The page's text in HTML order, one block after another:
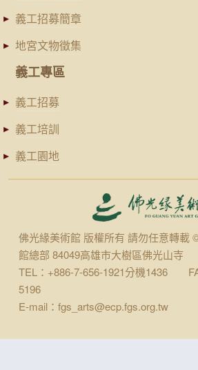
義工招募簡章
地宮文物徵集
義工專區
義工招募
義工培訓
義工園地
佛光緣美術館 版權所有 請勿任意轉載
館總部 84049高雄市大樹區佛光山寺
TEL：+886-7-656-1921分機1436
5196
E-mail：fgs_arts@ecp.fgs.org.tw